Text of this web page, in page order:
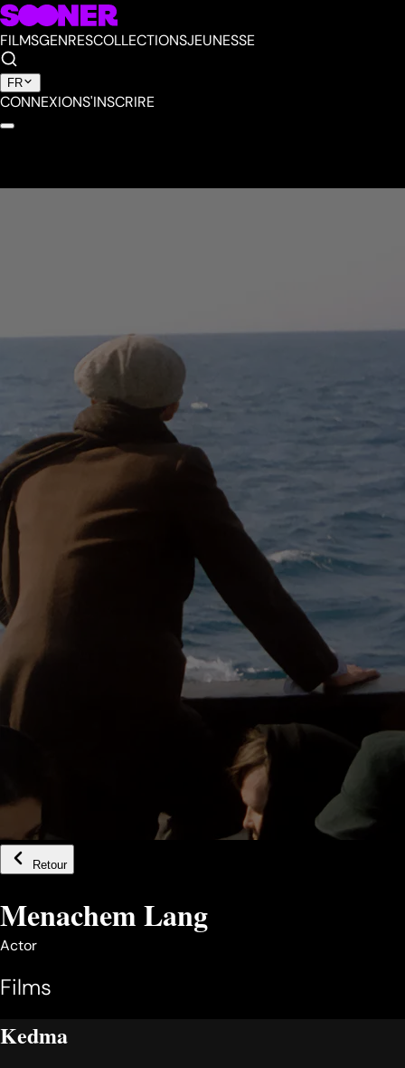
FILMSGENRESCOLLECTIONSJEUNESSE
FR
CONNEXIONS'INSCRIRE
Retour
Menachem Lang
Actor
Films
Kedma